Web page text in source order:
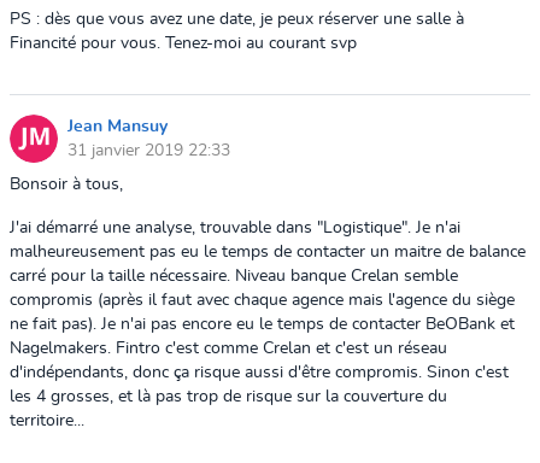
PS : dès que vous avez une date, je peux réserver une salle à
Financité pour vous. Tenez-moi au courant svp
Jean Mansuy
31 janvier 2019 22:33
Bonsoir à tous,
J'ai démarré une analyse, trouvable dans "Logistique". Je n'ai
malheureusement pas eu le temps de contacter un maitre de balance
carré pour la taille nécessaire. Niveau banque Crelan semble
compromis (après il faut avec chaque agence mais l'agence du siège
ne fait pas). Je n'ai pas encore eu le temps de contacter BeOBank et
Nagelmakers. Fintro c'est comme Crelan et c'est un réseau
d'indépendants, donc ça risque aussi d'être compromis. Sinon c'est
les 4 grosses, et là pas trop de risque sur la couverture du
territoire...